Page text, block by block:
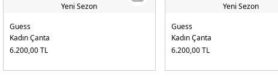
Yeni Sezon
Guess
Kadın Çanta
6.200,00TL
Yeni Sezon
Guess
Kadın Çanta
6.200,00TL